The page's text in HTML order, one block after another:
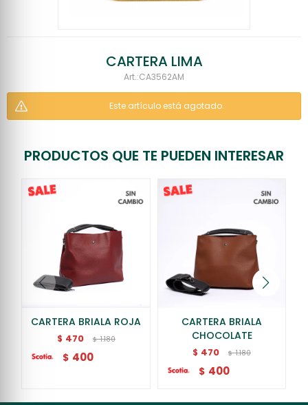
CARTERA LIMA
CA3562AM
Este artículo está agotado.
PRODUCTOS QUE TE PUEDEN INTERESAR
CARTERA BRIALA ROJA
$ 470 $ 1.180
$ 400
CARTERA BRIALA
CHOCOLATE
$ 470 $ 1.180
$ 400